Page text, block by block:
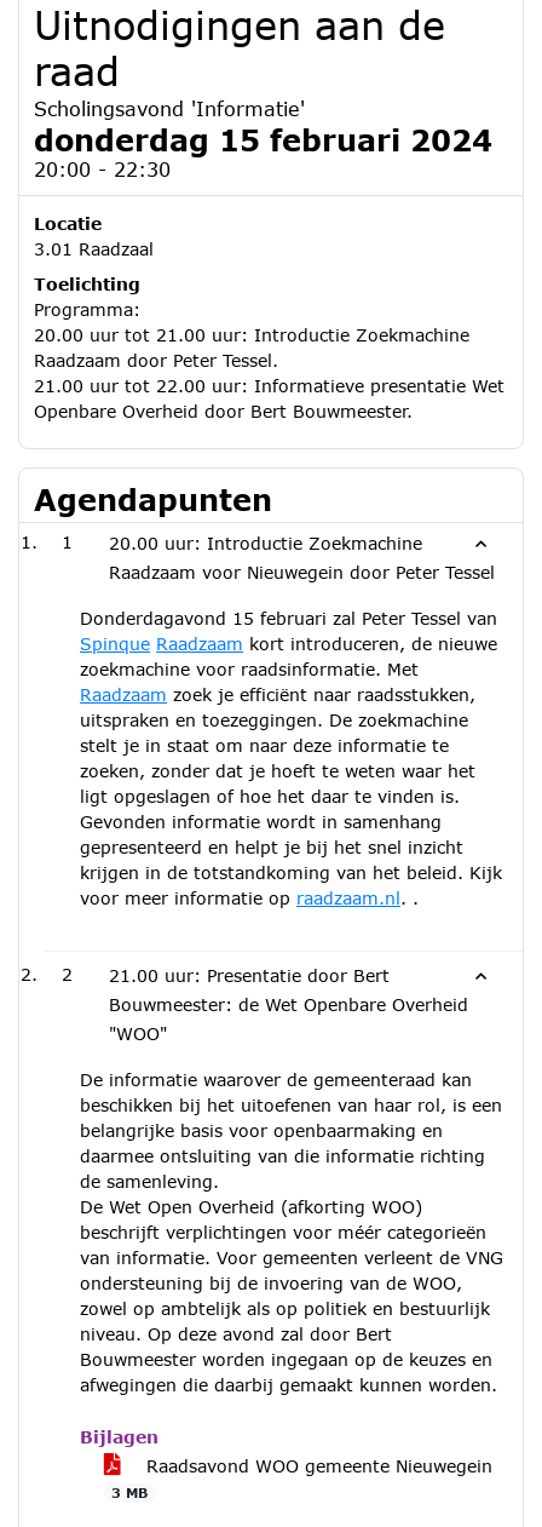
Uitnodigingen aan de
raad
Scholingsavond 'Informatie'
donderdag 15 februari 2024
20:00 - 22:30
Locatie
3.01 Raadzaal
Toelichting
Programma:
20.00 uur tot 21.00 uur: Introductie Zoekmachine
Raadzaam door Peter Tessel.
21.00 uur tot 22.00 uur: Informatieve presentatie Wet
Openbare Overheid door Bert Bouwmeester.
Agendapunten
1
20.00 uur: Introductie Zoekmachine
Raadzaam voor Nieuwegein door Peter Tessel
Donderdagavond 15 februari zal Peter Tessel van
Spinque Raadzaam kort introduceren, de nieuwe
zoekmachine voor raadsinformatie. Met
Raadzaam zoek je efficiënt naar raadsstukken,
uitspraken en toezeggingen. De zoekmachine
stelt je in staat om naar deze informatie te
zoeken, zonder dat je hoeft te weten waar het
ligt opgeslagen of hoe het daar te vinden is.
Gevonden informatie wordt in samenhang
gepresenteerd en helpt je bij het snel inzicht
krijgen in de totstandkoming van het beleid. Kijk
voor meer informatie op raadzaam.nl. .
2
21.00 uur: Presentatie door Bert
Bouwmeester: de Wet Openbare Overheid
"WOO"
De informatie waarover de gemeenteraad kan
beschikken bij het uitoefenen van haar rol, is een
belangrijke basis voor openbaarmaking en
daarmee ontsluiting van die informatie richting
de samenleving.
De Wet Open Overheid (afkorting WOO)
beschrijft verplichtingen voor méér categorieën
van informatie. Voor gemeenten verleent de VNG
ondersteuning bij de invoering van de WOO,
zowel op ambtelijk als op politiek en bestuurlijk
niveau. Op deze avond zal door Bert
Bouwmeester worden ingegaan op de keuzes en
afwegingen die daarbij gemaakt kunnen worden.
Bijlagen
Raadsavond WOO gemeente Nieuwegein
3 MB